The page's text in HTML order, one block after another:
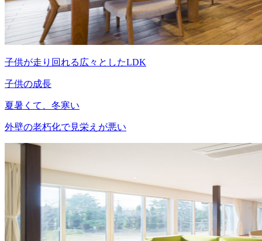
子供が走り回れる広々としたLDK
子供の成長
夏暑くて、冬寒い
外壁の老朽化で見栄えが悪い